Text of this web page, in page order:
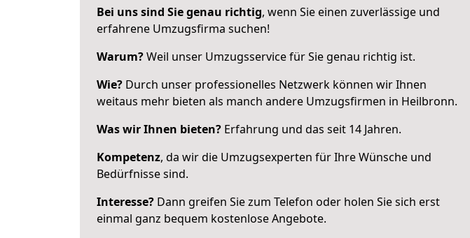
Bei uns sind Sie genau richtig, wenn Sie einen zuverlässige und
erfahrene Umzugsfirma suchen!
Warum?Weil unser Umzugsservice für Sie genau richtig ist.
Wie? Durch unser professionelles Netzwerk können wir Ihnen
weitaus mehr bieten als manch andere Umzugsfirmen in Heilbronn.
Was wir Ihnen bieten? Erfahrung und das seit 14 Jahren.
Kompetenz, da wir die Umzugsexperten für Ihre Wünsche und
Bedürfnisse sind.
Interesse? Dann greifen Sie zum Telefon oder holen Sie sich erst
einmal ganz bequem kostenlose Angebote.